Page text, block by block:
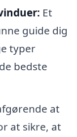
Et
guide dig
typer
bedste
at
at sikre, at